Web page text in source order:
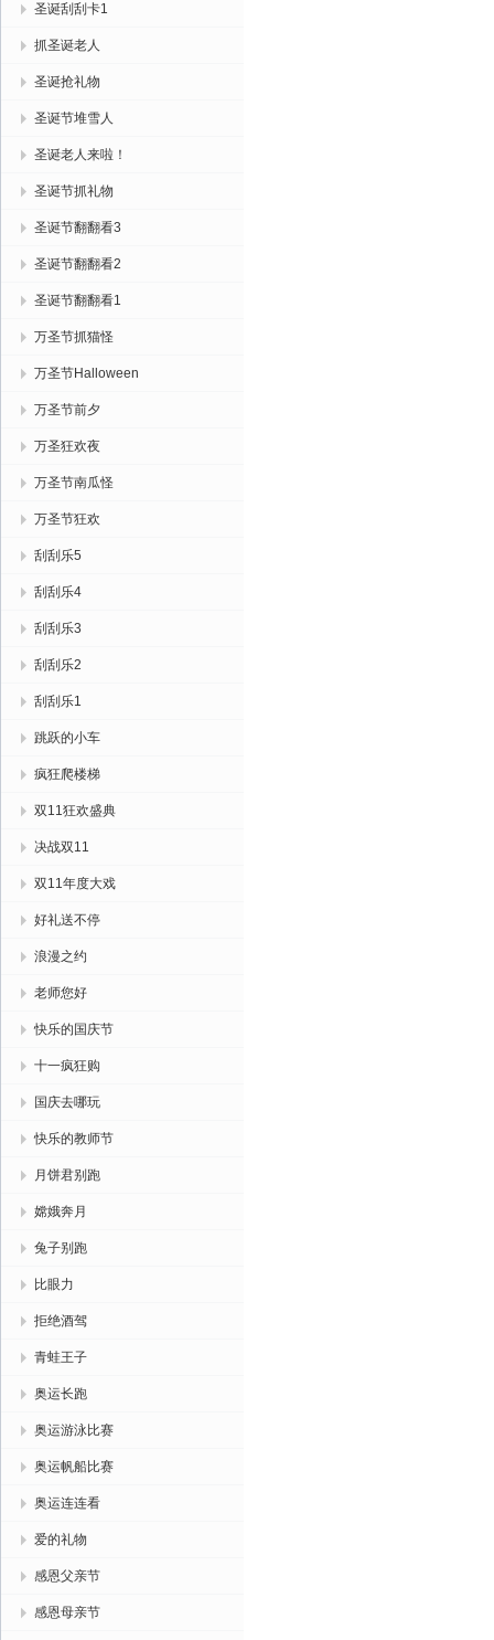
圣诞刮刮卡1
抓圣诞老人
圣诞抢礼物
圣诞节堆雪人
圣诞老人来啦！
圣诞节抓礼物
圣诞节翻翻看3
圣诞节翻翻看2
圣诞节翻翻看1
万圣节抓猫怪
万圣节Halloween
万圣节前夕
万圣狂欢夜
万圣节南瓜怪
万圣节狂欢
刮刮乐5
刮刮乐4
刮刮乐3
刮刮乐2
刮刮乐1
跳跃的小车
疯狂爬楼梯
双11狂欢盛典
决战双11
双11年度大戏
好礼送不停
浪漫之约
老师您好
快乐的国庆节
十一疯狂购
国庆去哪玩
快乐的教师节
月饼君别跑
嫦娥奔月
兔子别跑
比眼力
拒绝酒驾
青蛙王子
奥运长跑
奥运游泳比赛
奥运帆船比赛
奥运连连看
爱的礼物
感恩父亲节
感恩母亲节